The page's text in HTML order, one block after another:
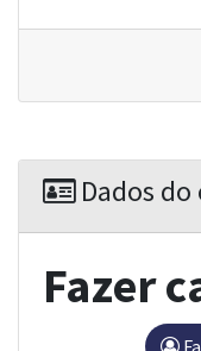
Dados do
Fazer